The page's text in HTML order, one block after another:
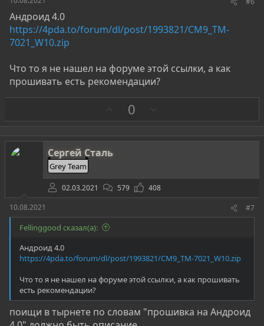
Андроид 4.0
https://4pda.to/forum/dl/post/1993821/CM9_TM-
7021_W10.zip
Что то я не нашел на форуме этой ссылки, а как
прошивать есть рекомендации?
а
0
р
о
Сергей Сталь
Grey Team
02.03.2021 579
408
10.08.2021
#7
Fellinggood сказал(а):
Андроид 4.0
https://4pda.to/forum/dl/post/1993821/CM9_TM-7021_W10.zip
Что то я не нашел на форуме этой ссылки, а как прошивать
есть рекомендации?
поищи в тырнете по словам "прошивка на Андроид